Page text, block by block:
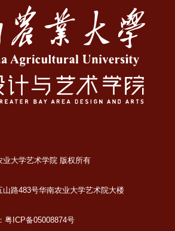
业大学艺术学院 版权所有
路483号华南农业大学艺术院大楼
粤ICP备05008874号